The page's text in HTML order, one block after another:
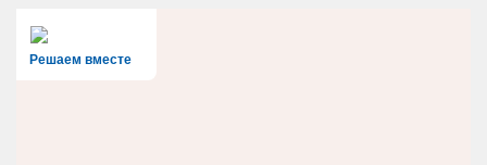
Решаем вместе